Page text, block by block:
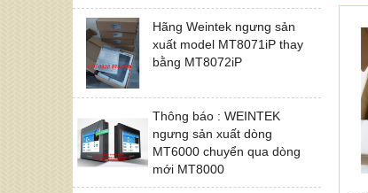
Hãng Weintek ngưng sản
xuất model MT8071iP thay
bằng MT8072iP
Thông báo : WEINTEK
ngưng sản xuất dòng
MT6000 chuyển qua dòng
mới MT8000